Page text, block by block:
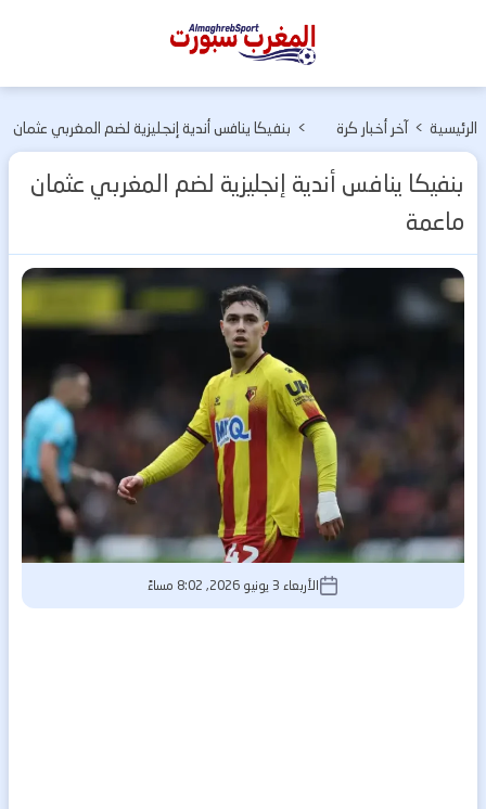
المغرب
الرئيسية > آخر أخبار كرة
> بنفيكا ينافس أندية إنجليزية لضم المغربي عثمان
بنفيكا ينافس أندية إنجليزية لضم المغربي عثمان
ماعمة
الأربعاء 3 يونيو 2026, 8:02 مساءً